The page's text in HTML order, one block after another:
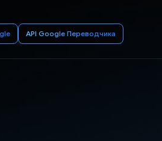
API Google Переводчика